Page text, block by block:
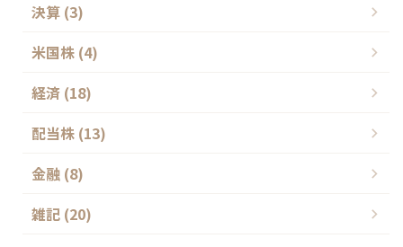
決算 (3)
米国株 (4)
経済 (18)
配当株 (13)
金融 (8)
雑記 (20)